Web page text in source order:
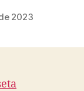
2023